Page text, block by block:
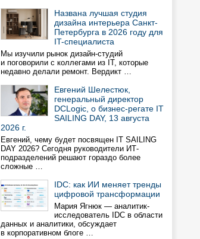
Названа лучшая студия
дизайна интерьера Санкт-
Петербурга в 2026 году для
IT-специалиста
Мы изучили рынок дизайн-студий
и поговорили с коллегами из IT, которые
недавно делали ремонт. Вердикт …
Евгений Шелестюк,
генеральный директор
DCLogic, о бизнес-регате IT
SAILING DAY, 13 августа
2026 г.
Евгений, чему будет посвящен IT SAILING
DAY 2026? Сегодня руководители ИТ-
подразделений решают гораздо более
сложные …
IDC: как ИИ меняет тренды
цифровой трансформации
Мария Ягнюк — аналитик-
исследователь IDC в области
данных и аналитики, обсуждает
в корпоративном блоге …